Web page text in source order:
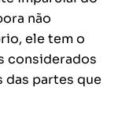
não
ele tem o
considerados
das partes que